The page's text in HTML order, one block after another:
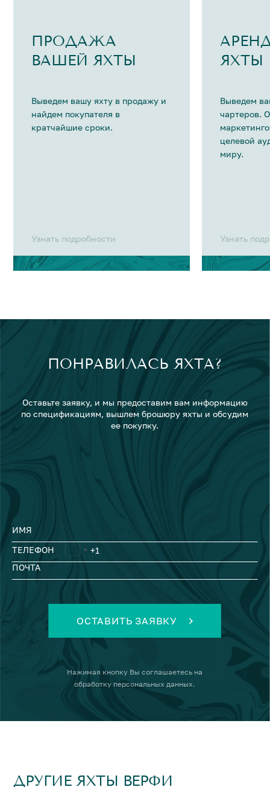
ПРОДАЖА
ВАШЕЙ ЯХТЫ
Выведем вашу яхту в продажу и
найдем покупателя в
кратчайшие сроки.
Узнать подробности
ЯХТЫ
Выведем
чартеров.
целевой
миру.
Узнать
ПОНРАВИЛАСЬ ЯХТА?
Оставьте заявку, и мы предоставим вам информацию
по спецификациям, вышлем брошюру яхты и обсудим
ее покупку.
ИМЯ
ТЕЛЕФОН
ПОЧТА
ОСТАВИТЬ ЗАЯВКУ
Нажимая кнопку Вы соглашаетесь на
обработку персональных данных.
ДРУГИЕ ЯХТЫ ВЕРФИ